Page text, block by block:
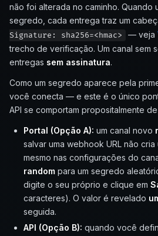
não foi alterada no caminho. Quando
segredo, cada entrega traz um
Signature: sha256=<hmac>
— veja
trecho de verificação. Um canal sem
entregas sem assinatura.
Como um segredo aparece pela
você conecta — e este é o único
API se comportam propositalmente
Portal (Opção A): um canal novo
salvar uma webhook URL não
mesmo nas configurações do
random para um segredo
digite o seu próprio e clique em
caracteres). O valor é revelado
seguida.
API (Opção B): quando você